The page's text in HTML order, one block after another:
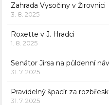
Zahrada Vysočiny v Žirovnici
3. 8. 2025
Roxette v J. Hradci
1. 8. 2025
Senátor Jirsa na půldenní
31. 7. 2025
Pravidelný špacír za
31. 7. 2025